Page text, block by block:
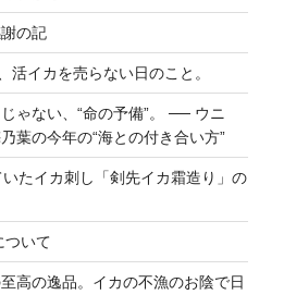
の記
活イカを売らない日のこと。
ゃない、“命の予備”。 ── ウニ
葉の今年の“海との付き合い方”
たイカ刺し「剣先イカ霜造り」の
ついて
高の逸品。イカの不漁のお陰で日